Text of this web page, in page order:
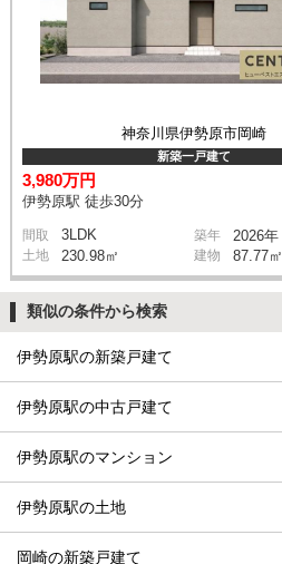
神奈川県伊勢原市岡崎
新築一戸建て
3,980万円
伊勢原駅 徒歩30分
間取 3LDK 築年 2026年
土地 230.98㎡ 建物 87.77㎡
類似の条件から検索
伊勢原駅の新築戸建て
伊勢原駅の中古戸建て
伊勢原駅のマンション
伊勢原駅の土地
岡崎の新築戸建て